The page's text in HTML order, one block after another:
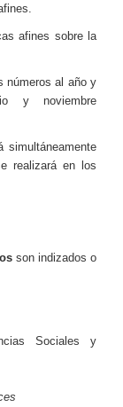
afines sobre la
números al año y
y noviembre
simultáneamente
realizará en los
son indizados o
Sociales y